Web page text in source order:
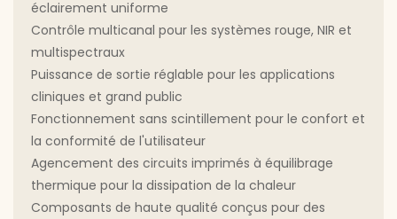
éclairement uniforme
Contrôle multicanal pour les systèmes rouge, NIR et
multispectraux
Puissance de sortie réglable pour les applications
cliniques et grand public
Fonctionnement sans scintillement pour le confort et
la conformité de l'utilisateur
Agencement des circuits imprimés à équilibrage
thermique pour la dissipation de la chaleur
Composants de haute qualité conçus pour des